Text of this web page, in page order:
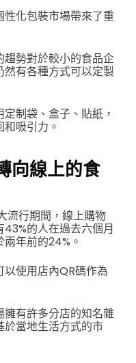
化包裝市場帶來了重
勢對於較小的食品企
有各種方式可以定製
制袋、盒子、貼紙，
吸引力。
向線上的食
流行期間，線上購物
的人在過去六個月
年前的24%。
使用店內QR碼作為
有許多分店的知名雜
於當地生活方式的市